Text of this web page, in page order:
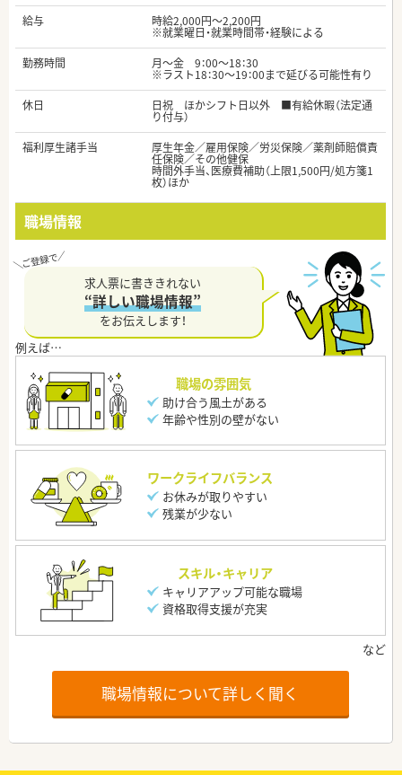
給与
時給2,000円～2,200円
※就業曜日・就業時間帯・経験による
勤務時間
月～金 9：00～18：30
※ラスト18：30～19：00まで延びる可能性有り
休日
日祝 ほかシフト日以外 ■有給休暇（法定通
り付与）
福利厚生諸手当
厚生年金／雇用保険／労災保険／薬剤師賠償責
任保険／その他健保
時間外手当、医療費補助（上限1,500円/処方箋1
枚）ほか
職場情報
求人票に書ききれない
“詳しい職場情報”
をお伝えします！
職場の雰囲気
助け合う風土がある
年齢や性別の壁がない
ワークライフバランス
お休みが取りやすい
残業が少ない
スキル・キャリア
キャリアアップ可能な職場
資格取得支援が充実
職場情報について詳しく聞く